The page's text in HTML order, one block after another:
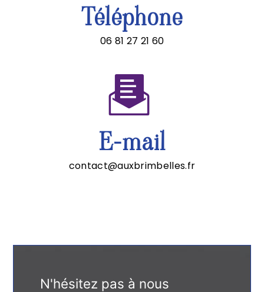
Téléphone
06 81 27 21 60
E-mail
contact@auxbrimbelles.fr
N'hésitez pas à nous